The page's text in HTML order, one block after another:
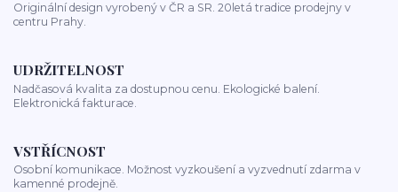
Originální design vyrobený v ČR a SR. 20letá tradice prodejny v
centru Prahy.
UDRŽITELNOST
Nadčasová kvalita za dostupnou cenu. Ekologické balení.
Elektronická fakturace.
VSTŘÍCNOST
Osobní komunikace. Možnost vyzkoušení a vyzvednutí zdarma v
kamenné prodejně.